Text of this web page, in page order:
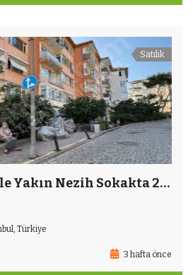
Satılık
Ortaköy’de Sahile Yakın Nezih Sokakta 2+1 Ferah Daire
Türkiye
3 hafta önce